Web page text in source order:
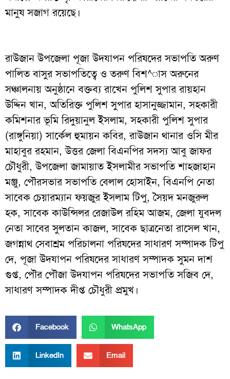
মানুষ সজাগ রয়েছে।
রাউজান উপজেলা পূজা উদযাপন পরিষদের সভাপতি অরুণ
পালিত বাসুর সভাপতিত্বে ও তরুণ বিশ^াস অরুনের
সঞ্চালনায় অনুষ্ঠানে বক্তব্য রাখেন পুলিশ সুপার রায়হান
উদ্দিন খান, অতিরিক্ত পুলিশ সুপার হাসানুজ্জামান, সহকারী
কমিশনার ভূমি রিদুয়ানুল ইসলাম, সহকারী পুলিশ সুপার
(রাঙ্গুনিয়া) সার্কেল হুমায়ন কবির, রাউজান থানার ওসি মীর
মাহাবুর রহমান, উত্তর জেলা বিএনপির সদস্য আবু জাফর
চৌধুরী, উপজেলা জামায়াত ইসলামীর সভাপতি শাহজাহান
মঞ্জু, পৌরসভার সভাপতি বেলাল হোসাইন, বিএনপি নেতা
সাবেক চেয়ারম্যান ফয়জুর ইসলাম টিপু, সৈয়দ মনজুরুল
হক, সাবেক কাউন্সিলর রেজাউল রহিম আজম, জেলা যুবদল
নেতা সাবের সুলতান কাজল, সাবেক ছাত্রনেতা রাসেল খান,
জগন্নাথ সেবাশ্রম পরিচালনা পরিষদের সাধারণ সম্পাদক টিপু
দে, পূজা উদযাপন পরিষদের সাধারণ সম্পাদক সুমন দাশ
গুপ্ত, পৌর পৌজা উদযাপন পরিষদের সভাপতি সজিব দে,
সাধারণ সম্পাদক দীপ্ত চৌধুরী প্রমুখ।
Facebook WhatsApp
LinkedIn Email